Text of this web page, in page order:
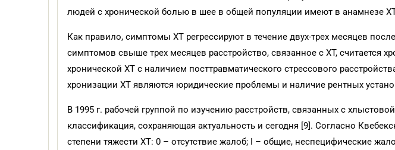
людей с хронической болью в шее в общей популяции имеют в анамнезе
Как правило, симптомы ХТ регрессируют в течение двух-трех месяцев
симптомов свыше трех месяцев расстройство, связанное с ХТ, считается
хронической ХТ с наличием посттравматического стрессового
хронизации ХТ являются юридические проблемы и наличие рентных
В 1995 г. рабочей группой по изучению расстройств, связанных с
классификация, сохраняющая актуальность и сегодня [9]. Согласно
степени тяжести ХТ: 0 – отсутствие жалоб; I – общие, неспецифические